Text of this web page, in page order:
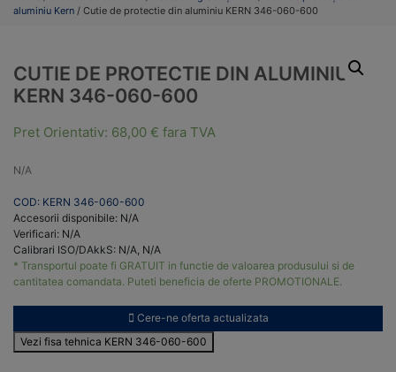
aluminiu Kern / Cutie de protectie din aluminiu KERN 346-060-600
CUTIE DE PROTECTIE DIN ALUMINIU
KERN 346-060-600
Pret Orientativ: 68,00 € fara TVA
N/A
COD: KERN 346-060-600
Accesorii disponibile: N/A
Verificari: N/A
Calibrari ISO/DAkkS: N/A, N/A
* Transportul poate fi GRATUIT in functie de valoarea produsului si de
cantitatea comandata. Puteti beneficia de oferte PROMOTIONALE.
Cere-ne oferta actualizata
Vezi fisa tehnica KERN 346-060-600